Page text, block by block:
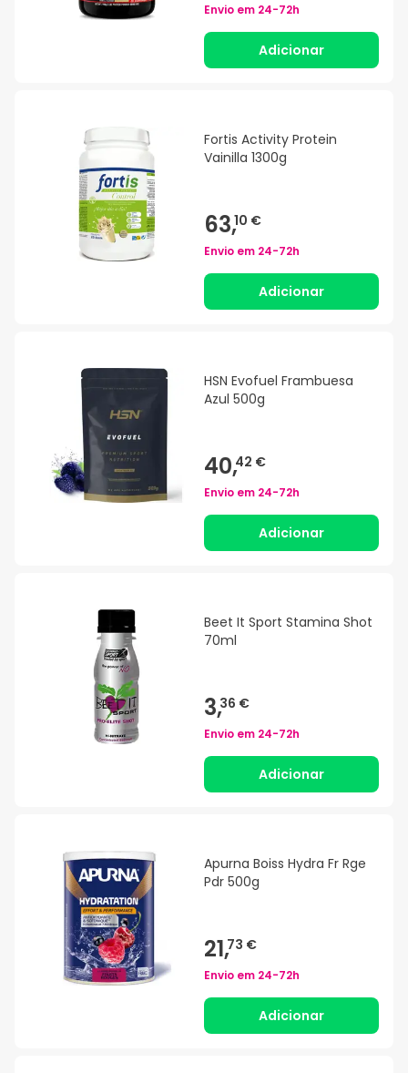
Envio em 24-72h
Adicionar
Fortis Activity Protein
Vainilla 1300g
63,10 €
Envio em 24-72h
Adicionar
HSN Evofuel Frambuesa
Azul 500g
40,42 €
Envio em 24-72h
Adicionar
Beet It Sport Stamina Shot
70ml
3,36 €
Envio em 24-72h
Adicionar
Apurna Boiss Hydra Fr Rge
Pdr 500g
21,73 €
Envio em 24-72h
Adicionar